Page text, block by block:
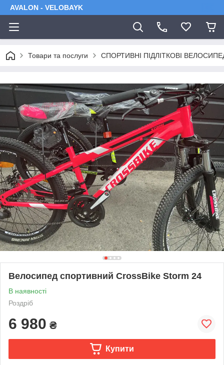
AVALON - VELOBAYK
Товари та послуги СПОРТИВНІ ПІДЛІТКОВІ
Велосипед спортивний CrossBike Storm 24
В наявності
Роздріб
6 980 ₴
Купити